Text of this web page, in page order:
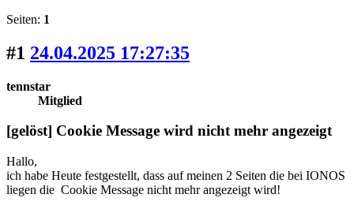
Seiten: 1
#1 24.04.2025 17:27:35
tennstar
Mitglied
[gelöst] Cookie Message wird nicht mehr angezeigt
Hallo,
ich habe Heute festgestellt, dass auf meinen 2 Seiten die bei IONOS
liegen die Cookie Message nicht mehr angezeigt wird!